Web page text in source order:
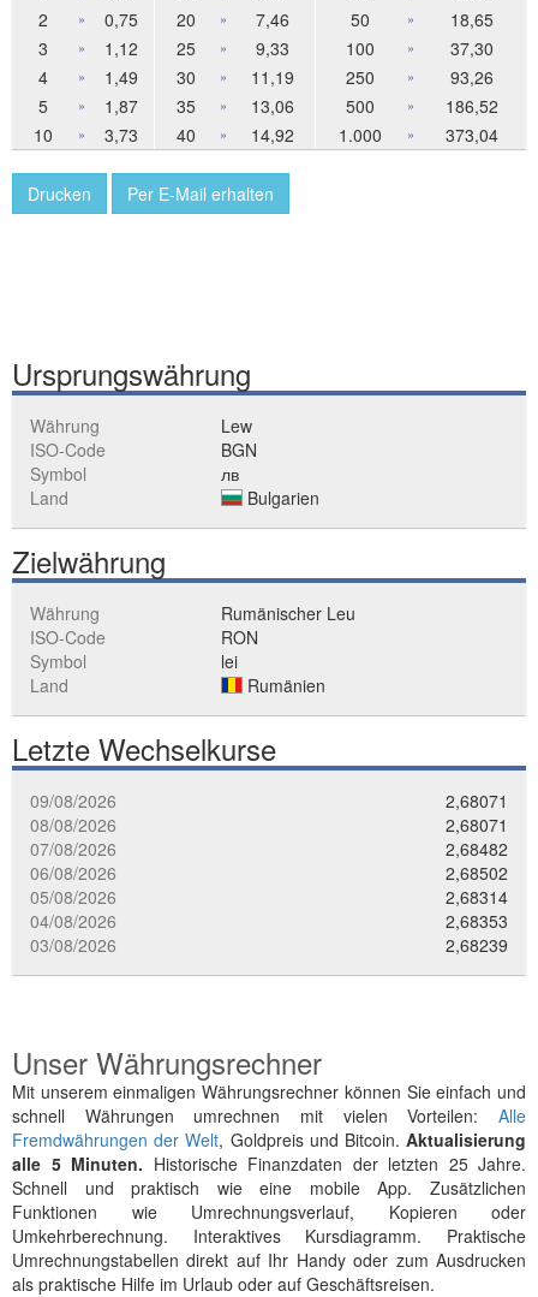
2
» 0,75 20 » 7,46 50 »
18,65
3
» 1,12 25 » 9,33 100 »
37,30
4
» 1,49 30 » 11,19 250 »
93,26
5
» 1,87 35 » 13,06 500 »
186,52
10
» 3,73 40 » 14,92 1.000 » 373,04
Drucken Per E-Mail erhalten
Ursprungswährung
Währung
Lew
ISO-Code
BGN
Symbol
лв
Land
Bulgarien
Zielwährung
Währung
Rumänischer Leu
ISO-Code
RON
Symbol
lei
Land
Rumänien
Letzte Wechselkurse
09/08/2026
2,68071
08/08/2026
2,68071
07/08/2026
2,68482
06/08/2026
2,68502
05/08/2026
2,68314
04/08/2026
2,68353
03/08/2026
2,68239
Unser Währungsrechner
Mit unserem einmaligen Währungsrechner können Sie einfach und
schnell Währungen umrechnen mit vielen Vorteilen: Alle
Fremdwährungen der Welt, Goldpreis und Bitcoin. Aktualisierung
alle 5 Minuten. Historische Finanzdaten der letzten 25 Jahre.
Schnell und praktisch wie eine mobile App. Zusätzlichen
Funktionen wie Umrechnungsverlauf, Kopieren oder
Umkehrberechnung. Interaktives Kursdiagramm. Praktische
Umrechnungstabellen direkt auf Ihr Handy oder zum Ausdrucken
als praktische Hilfe im Urlaub oder auf Geschäftsreisen.